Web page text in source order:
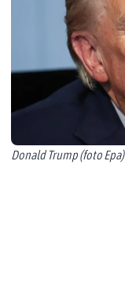
Donald Trump (foto Epa)